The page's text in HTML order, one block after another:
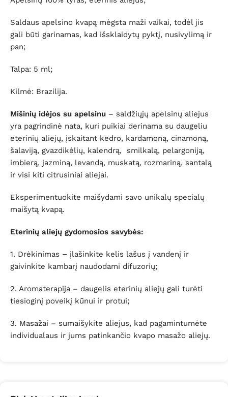
Saldaus apelsino kvapą mėgsta maži vaikai, todėl jis
gali būti garinamas, kad išsklaidytų pyktį, nusivylimą ir
pan;
Talpa: 5 ml;
Kilmė: Brazilija.
Mišinių idėjos su apelsinu – saldžiųjų apelsinų aliejus
yra pagrindinė nata, kuri puikiai derinama su daugeliu
eterinių aliejų, įskaitant kedro, kardamoną, cinamoną,
šalaviją, gvazdikėlių, kalendrą, smilkalą, pelargoniją,
imbierą, jazminą, levandą, muskatą, rozmariną, santalą
ir visi kiti citrusiniai aliejai.
Eksperimentuokite maišydami savo unikalų specialų
maišytą kvapą.
Eterinių aliejų gydomosios savybės:
1. Drėkinimas – įlašinkite kelis lašus į vandenį ir
gaivinkite kambarį naudodami difuzorių;
2. Aromaterapija – daugelis eterinių aliejų gali turėti
tiesioginį poveikį kūnui ir protui;
3. Masažai – sumaišykite aliejus, kad pagamintumėte
individualaus ir jums patinkančio kvapo masažo aliejų.